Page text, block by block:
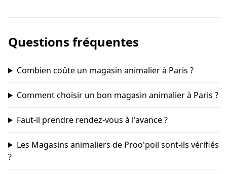
Questions fréquentes
Combien coûte un magasin animalier à Paris ?
Comment choisir un bon magasin animalier à Paris ?
Faut-il prendre rendez-vous à l'avance ?
Les Magasins animaliers de Proo'poil sont-ils vérifiés
?